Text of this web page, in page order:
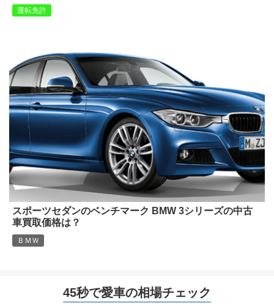
運転免許
スポーツセダンのベンチマーク BMW 3シリーズの中古
車買取価格は？
ＢＭＷ
45秒で愛車の相場チェック